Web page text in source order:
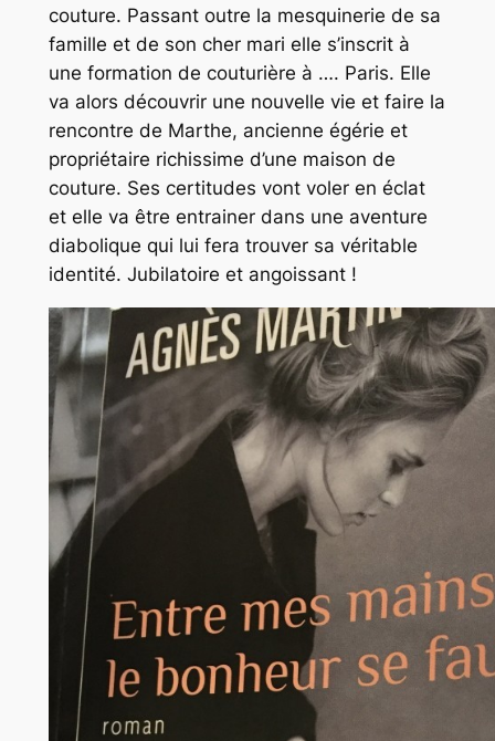
couture. Passant outre la mesquinerie de sa
famille et de son cher mari elle s’inscrit à
une formation de couturière à …. Paris. Elle
va alors découvrir une nouvelle vie et faire la
rencontre de Marthe, ancienne égérie et
propriétaire richissime d’une maison de
couture. Ses certitudes vont voler en éclat
et elle va être entrainer dans une aventure
diabolique qui lui fera trouver sa véritable
identité. Jubilatoire et angoissant !